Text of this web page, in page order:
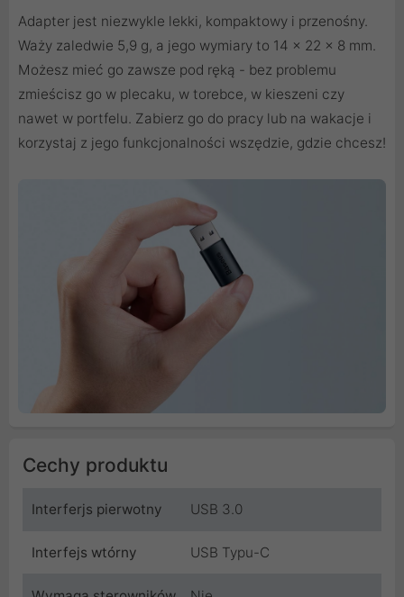
Adapter jest niezwykle lekki, kompaktowy i przenośny.
Waży zaledwie 5,9 g, a jego wymiary to 14 x 22 x 8 mm.
Możesz mieć go zawsze pod ręką - bez problemu
zmieścisz go w plecaku, w torebce, w kieszeni czy
nawet w portfelu. Zabierz go do pracy lub na wakacje i
korzystaj z jego funkcjonalności wszędzie, gdzie chcesz!
Cechy produktu
Interferjs pierwotny USB 3.0
Interfejs wtórny USB Typu-C